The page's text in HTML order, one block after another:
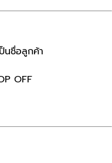
นชื่อลูกค้า
OFF